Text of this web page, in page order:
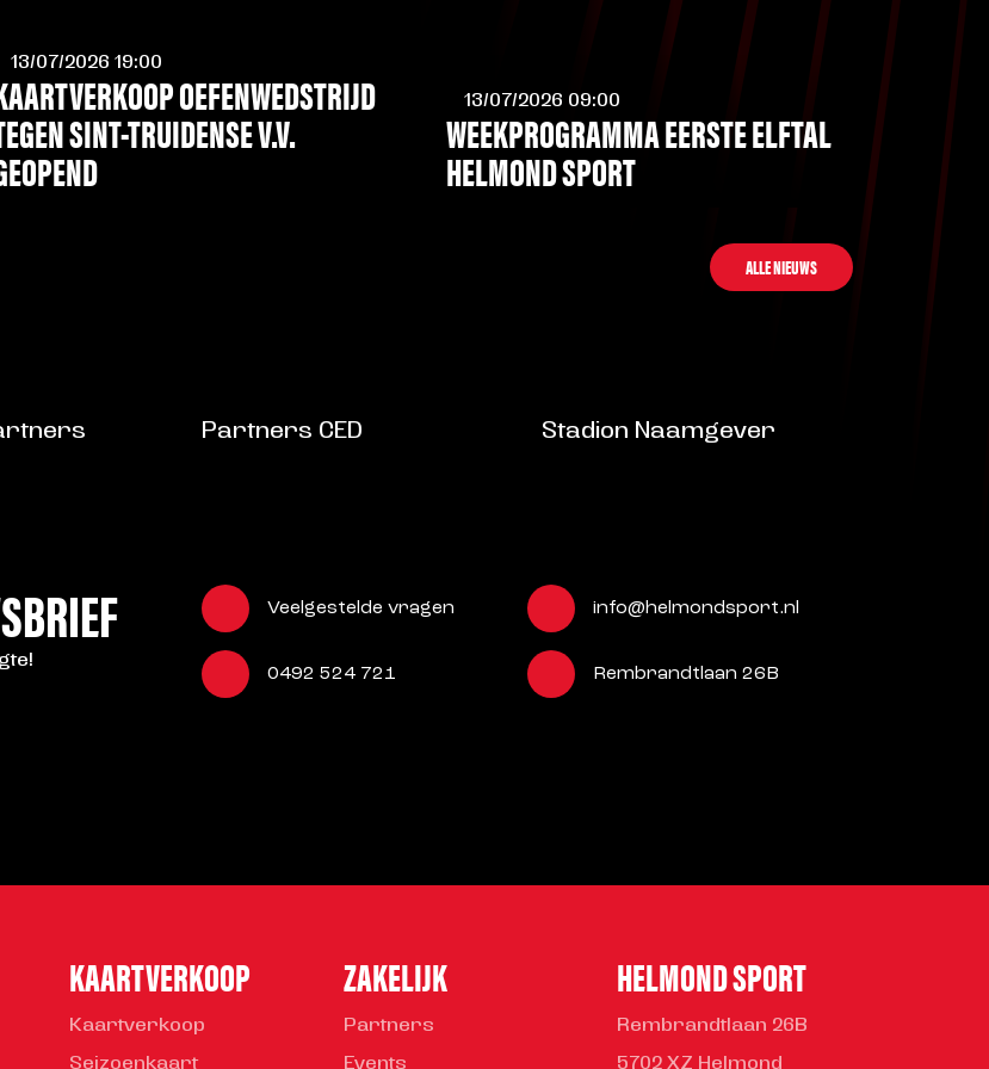
13/07/2026 19:00
OEFENWEDSTRIJD
SINT-TRUIDENSE V.V.
13/07/2026 09:00
WEEKPROGRAMMA EERSTE ELFTAL
HELMOND SPORT
ALLE NIEUWS
Partners CED Stadion Naamgever
Veelgestelde vragen info@helmondsport.nl
0492 524 721 Rembrandtlaan 26B
KAARTVERKOOP
Kaartverkoop
Seizoenkaart
ZAKELIJK
Partners
Events
HELMOND SPORT
Rembrandtlaan 26B
5702 XZ Helmond